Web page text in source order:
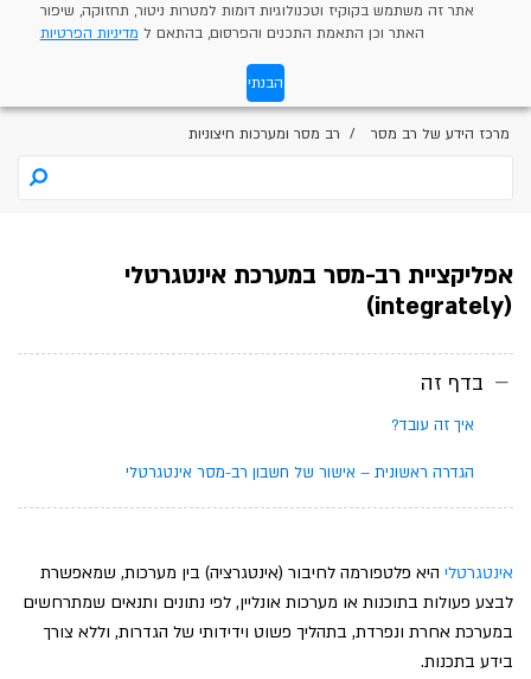
אתר זה משתמש בקוקיז וטכנולוגיות דומות למטרות ניטור, תחזוקה, שיפור
האתר וכן התאמת התכנים והפרסום, בהתאם ל מדיניות הפרטיות
הבנתי
מרכז הידע של רב מסר רב מסר ומערכות חיצוניות
אפליקציית רב-מסר במערכת אינטגרטלי
(integrately)
בדף זה
איך זה עובד?
הגדרה ראשונית – אישור של חשבון רב-מסר אינטגרטלי
אינטגרטלי היא פלטפורמה לחיבור (אינטגרציה) בין מערכות, שמאפשרת
לבצע פעולות בתוכנות או מערכות אונליין, לפי נתונים ותנאים שמתרחשים
במערכת אחרת ונפרדת, בתהליך פשוט וידידותי של הגדרות, וללא צורך
בידע בתכנות.